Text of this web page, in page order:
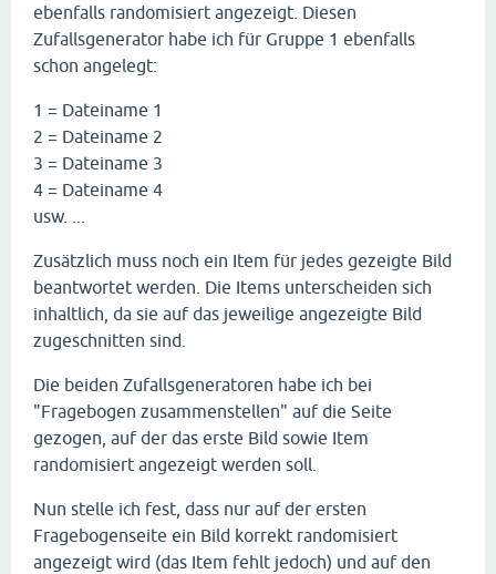
ebenfalls randomisiert angezeigt. Diesen
Zufallsgenerator habe ich für Gruppe 1 ebenfalls
schon angelegt:
1 = Dateiname 1
2 = Dateiname 2
3 = Dateiname 3
4 = Dateiname 4
usw. ...
Zusätzlich muss noch ein Item für jedes gezeigte Bild
beantwortet werden. Die Items unterscheiden sich
inhaltlich, da sie auf das jeweilige angezeigte Bild
zugeschnitten sind.
Die beiden Zufallsgeneratoren habe ich bei
"Fragebogen zusammenstellen" auf die Seite
gezogen, auf der das erste Bild sowie Item
randomisiert angezeigt werden soll.
Nun stelle ich fest, dass nur auf der ersten
Fragebogenseite ein Bild korrekt randomisiert
angezeigt wird (das Item fehlt jedoch) und auf den